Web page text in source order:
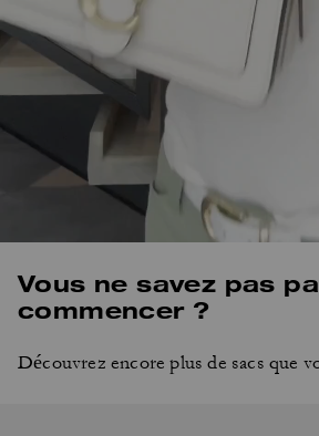
Vous ne savez pas
commencer ?
Découvrez encore plus de sacs que